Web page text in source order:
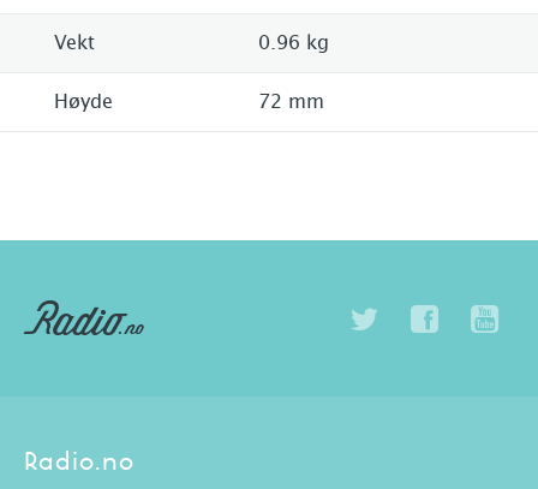
Vekt 0.96 kg
Høyde 72 mm
Radio.no